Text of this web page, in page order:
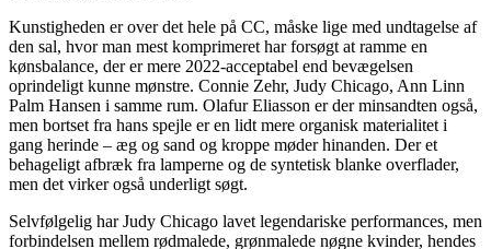
Kunstigheden er over det hele på CC, måske lige med undtagelse af
den sal, hvor man mest komprimeret har forsøgt at ramme en
kønsbalance, der er mere 2022-acceptabel end bevægelsen
oprindeligt kunne mønstre. Connie Zehr, Judy Chicago, Ann Linn
Palm Hansen i samme rum. Olafur Eliasson er der minsandten også,
men bortset fra hans spejle er en lidt mere organisk materialitet i
gang herinde – æg og sand og kroppe møder hinanden. Der et
behageligt afbræk fra lamperne og de syntetisk blanke overflader,
men det virker også underligt søgt.
Selvfølgelig har Judy Chicago lavet legendariske performances, men
forbindelsen mellem rødmalede, grønmalede nøgne kvinder, hendes